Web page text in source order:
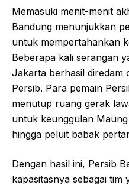
Memasuki menit-menit
Bandung menunjukkan
untuk mempertahankan
Beberapa kali serangan
Jakarta berhasil diredam
Persib. Para pemain
menutup ruang gerak
untuk keunggulan
hingga peluit babak
Dengan hasil ini, Persib
kapasitasnya sebagai tim